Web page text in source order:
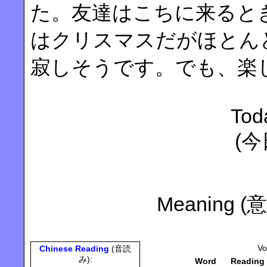
た。友達はこちに来る
はクリスマスだがほと
寂しそうです。でも、楽
(
Meaning (
Chinese Reading (音読
み):
Word
Reading